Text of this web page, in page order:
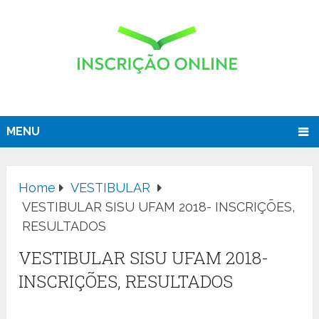
MENU
Home
VESTIBULAR
VESTIBULAR SISU UFAM 2018- INSCRIÇÕES,
RESULTADOS
VESTIBULAR SISU UFAM 2018-
INSCRIÇÕES, RESULTADOS